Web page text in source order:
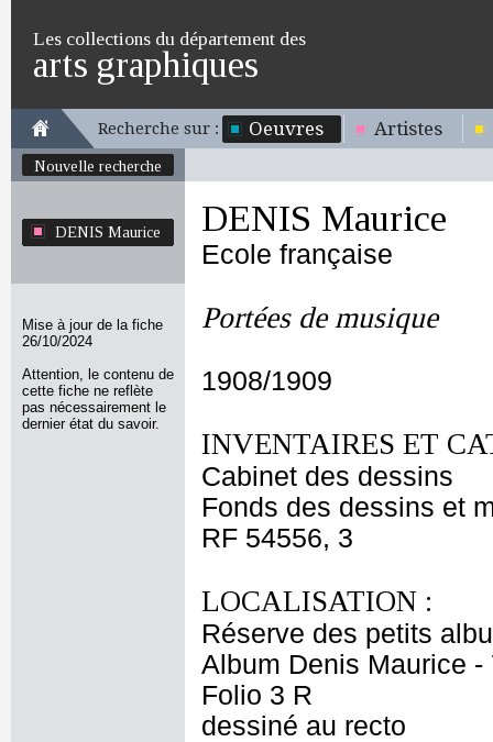
Les collections du département des
arts graphiques
Recherche sur : Oeuvres Artistes
Nouvelle recherche
DENIS Maurice
Mise à jour de la fiche
26/10/2024
Attention, le contenu de
cette fiche ne reflète
pas nécessairement le
dernier état du savoir.
DENIS Maurice
Ecole française
Portées de musique
1908/1909
INVENTAIRES ET
Cabinet des dessins
Fonds des dessins et
RF 54556, 3
LOCALISATION :
Réserve des petits
Album Denis Maurice -
Folio 3 R
dessiné au recto